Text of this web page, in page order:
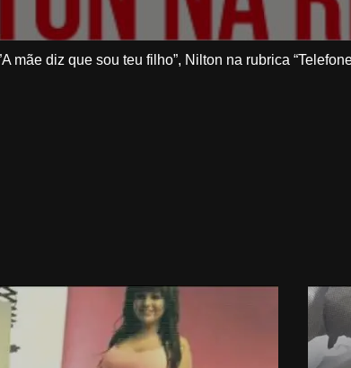
mãe diz que sou teu filho”, Nilton na rubrica